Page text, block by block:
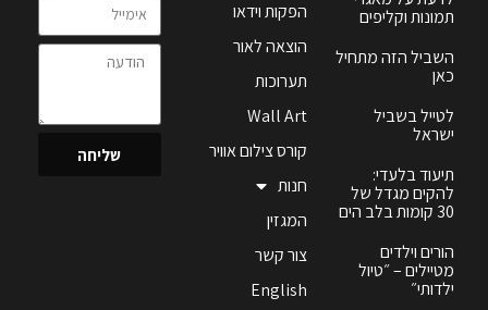
תמונות וקליפים
השביל הזה מתחיל
כאן
לטייל בשביל
ישראל
תיעוד בלעדי:
להקים מגדל של
30 קומות בלב הים
הורים וילדים
מטיילים – ״טיול
ילדותי״
הפקות וידאו
הוצאה לאור
תערוכות
Wall Art
קורס צילום אוויר
חנות
המגזין
צור קשר
English
שליחה